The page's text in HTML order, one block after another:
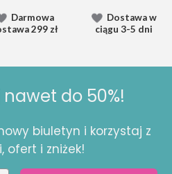
Darmowa
299 zł
Dostawaw
ciągu 3-5 dni
do 50%!
biuletyn i korzystaj z
ofert i zniżek!